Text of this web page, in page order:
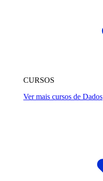
CURSOS
Ver mais cursos de Dados